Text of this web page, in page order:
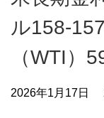
ル158-
（WTI）
2026年1月17日